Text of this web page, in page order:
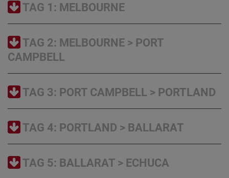
TAG 1: MELBOURNE
TAG 2: MELBOURNE > PORT
CAMPBELL
TAG 3: PORT CAMPBELL > PORTLAND
TAG 4: PORTLAND > BALLARAT
TAG 5: BALLARAT > ECHUCA